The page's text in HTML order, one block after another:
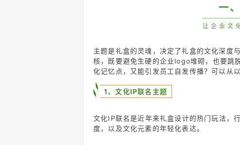
一
让企业文
主题是礼盒的灵魂，决定了礼盒的文化深度
核，既要避免生硬的企业logo堆砌，也要跳
化记忆点，又能引发员工自发传播？可以从
1、文化IP联名主题
文化IP联名是近年来礼盒设计的热门玩法，
度，以及文化元素的年轻化表达。